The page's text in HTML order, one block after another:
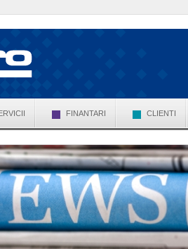
FINANTARI CLIENTI